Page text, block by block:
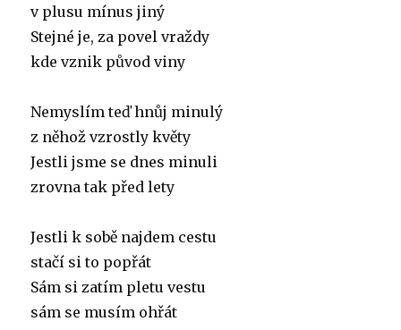
v plusu mínus jiný
Stejné je, za povel vraždy
kde vznik původ viny
Nemyslím teď hnůj minulý
z něhož vzrostly květy
Jestli jsme se dnes minuli
zrovna tak před lety
Jestli k sobě najdem cestu
stačí si to popřát
Sám si zatím pletu vestu
sám se musím ohřát